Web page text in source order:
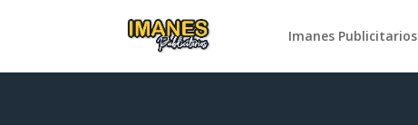
Imanes Publicitarios